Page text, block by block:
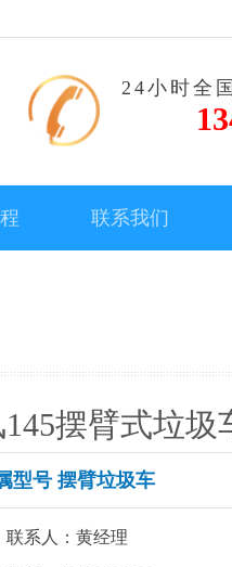
24小时全
联系我们
摆臂式垃圾
型号 摆臂垃圾车
系人：黄经理